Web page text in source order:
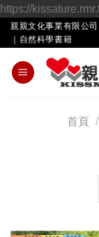
https://
親親文化事業有限公
｜自然科學書籍
首頁 /